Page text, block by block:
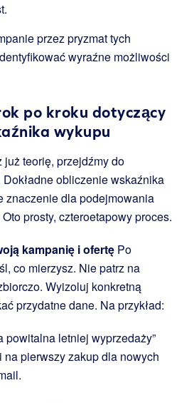
przez pryzmat tych
wyraźne możliwości
po kroku dotyczący
wykupu
już teorię, przejdźmy do
obliczenie wskaźnika
znaczenie dla podejmowania
prosty, czteroetapowy proces.
kampanię i ofertę Po
co mierzysz. Nie patrz na
Wyizoluj konkretną
przydatne dane. Na przykład:
powitalna letniej wyprzedaży”
na pierwszy zakup dla nowych